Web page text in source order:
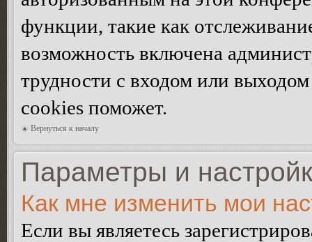
функции, такие как
возможность включена
трудности с входом или
cookies поможет.
Вернуться к началу
Параметры и
Как мне изменить мои
Если вы являетесь